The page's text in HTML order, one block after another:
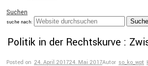
Suchen
suche nach:
Politik in der Rechtskurve :
Posted on 24. April 201724. Mai 2017Autor so_ko_wpt